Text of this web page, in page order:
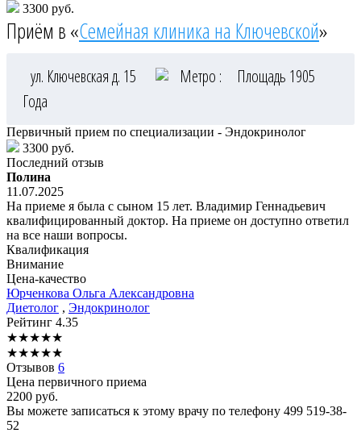
3300 руб.
Приём в «Семейная клиника на Ключевской»
ул. Ключевская д. 15 Метро :
Площадь 1905
Года
Первичный прием по специализации - Эндокринолог
3300 руб.
Последний отзыв
Полина
11.07.2025
На приеме я была с сыном 15 лет. Владимир Геннадьевич
квалифицированный доктор. На приеме он доступно ответил
на все наши вопросы.
Квалификация
Внимание
Цена-качество
Юрченкова Ольга Александровна
Диетолог , Эндокринолог
Рейтинг 4.35
★★★★★
★★★★★
Отзывов 6
Цена первичного приема
2200 руб.
Вы можете записаться к этому врачу по телефону 499 519-38-
52